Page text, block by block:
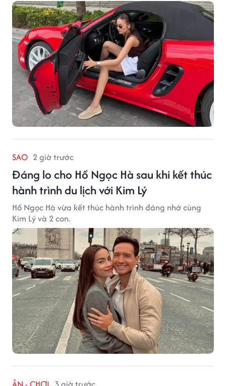
SAO 2 giờ trước
Đáng lo cho Hồ Ngọc Hà sau khi kết thúc
hành trình du lịch với Kim Lý
Hồ Ngọc Hà vừa kết thúc hành trình đáng nhớ cùng
Kim Lý và 2 con.